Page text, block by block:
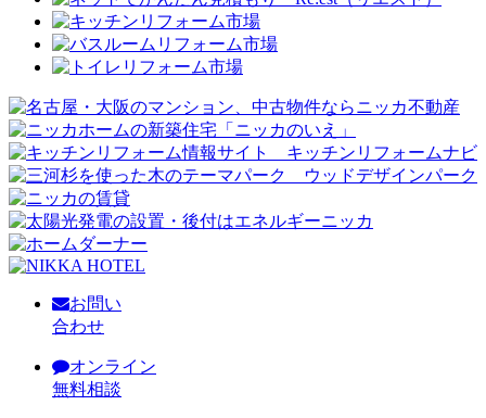
お問い
合わせ
オンライン
無料相談